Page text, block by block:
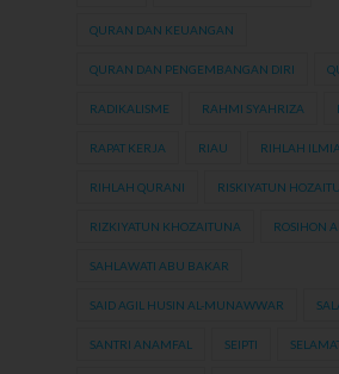
QURAN DAN KEUANGAN
QURAN DAN PENGEMBANGAN DIRI
RADIKALISME RAHMI SYAHRIZA
RAPAT KERJA RIAU RIHLAH
RIHLAH QURANI RISKIYATUN
RIZKIYATUN KHOZAITUNA ROSIHON
SAHLAWATI ABU BAKAR
SAID AGIL HUSIN AL-MUNAWWAR
SANTRI ANAMFAL SEIPTI